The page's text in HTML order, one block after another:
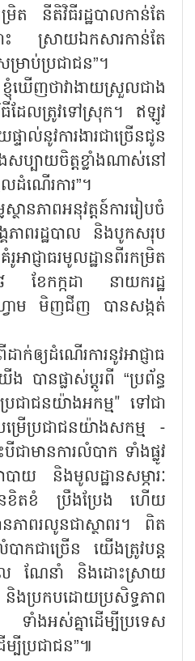
រិត នីតិវិធីរដ្ឋបាលកាន់តែ
ស្រាយឯកសារកាន់តែ
ាប់ប្រជាជន”។
ឃើញថាវាងាយស្រួលជាង
ែលត្រូវទៅស្រុក។ ឥឡូវ
ល់នូវការងារជាច្រើនជូន
ប្បាយចិត្តខ្លាំងណាស់នៅ
ដំណើរការ”។
ថានភាពអនុវត្តន៍ការរៀបចំ
ភាពរដ្ឋបាល និងបូកសរុប
ញាធរមូលដ្ឋានពីរកម្រិត
ែកក្កដា នាយករដ្ឋ
វាម មិញជីញ បានសង្កត់
ក់ឲ្យដំណើរការនូវអាជ្ញាធ
បានផ្លាស់ប្តូរពី “ប្រព័ន្ធ
រជាជនយ៉ាងអកម្ម" ទៅជា
ម្រើប្រជាជនយ៉ាងសកម្ម -
ជាមានការលំបាក ទាំងផ្លូវ
ាយ និងមូលដ្ឋានសម្ភារៈ
ខិតខំ ប្រឹងប្រែង ហើយ
ភាពរលូនជាស្ថាពរ។ ពិត
ជាច្រើន យើងត្រូវបន្ត
ល ណែនាំ និងដោះស្រាយ
ងប្រកបដោយប្រសិទ្ធភាព
ាំងអស់គ្នាដើម្បីប្រទេស
ម្បីប្រជាជន”៕